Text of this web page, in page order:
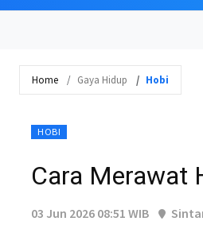
Home Gaya Hidup Hobi
HOBI
Cara Merawat
03 Jun 2026 08:51 WIB